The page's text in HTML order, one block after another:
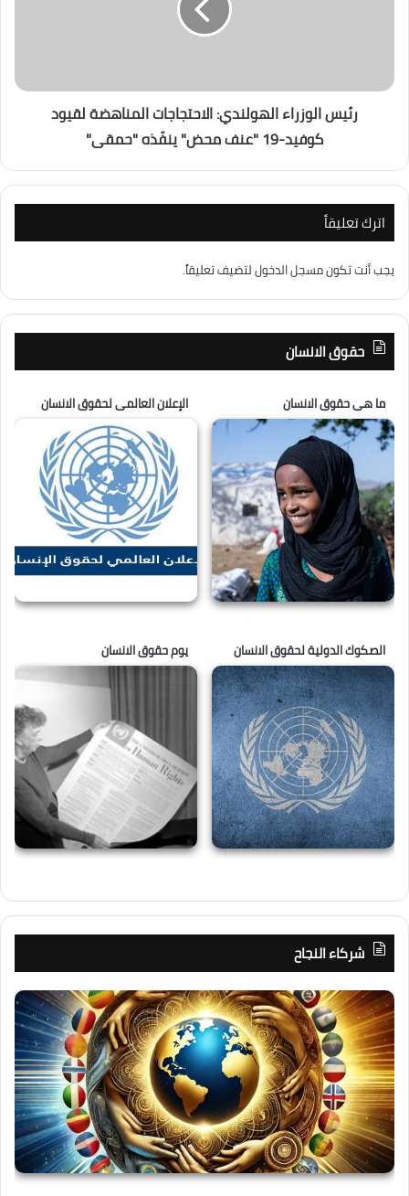
رئيس الوزراء الهولندي: الاحتجاجات المناهضة لقيود
كوفيد-19 "عنف محض" ينفّذه "حمقى"
اترك تعليقاً
يجب أنت تكونمسجل الدخوللتضيف تعليقاً.
حقوق الانسان
ما هى حقوق الانسان الإعلان العالمى لحقوق الانسان
الصكوك الدولية لحقوق الانسان يوم حقوق الانسان
شركاء النجاح